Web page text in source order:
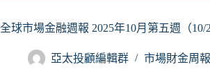
全球市場金融週報 2025年10月第五週（10/
亞太投顧編輯群 市場財金周報